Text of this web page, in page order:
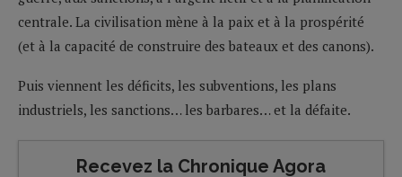
centrale. La civilisation mène à la paix et à la prospérité
(et à la capacité de construire des bateaux et des canons).
Puis viennent les déficits, les subventions, les plans
industriels, les sanctions… les barbares… et la défaite.
Recevez la Chronique Agora